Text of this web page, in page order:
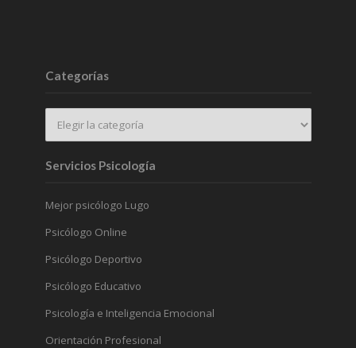
Categorías
Servicios Psicología
Mejor psicólogo Lugo
Psicólogo Online
Psicólogo Deportivo
Psicólogo Educativo
Psicología e Inteligencia Emocional
Orientación Profesional